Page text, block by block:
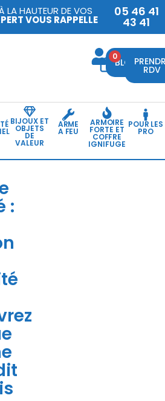
LA HAUTEUR DE VOS
VOUS RAPPELLE
05 46 41
43 41
0BLOG
RDV
BIJOUX ET
OBJETS
DE
VALEUR
ARME
A FEU
ARMOIRE
FORTE ET
COFFRE
IGNIFUGE
POUR LES
PRO
: